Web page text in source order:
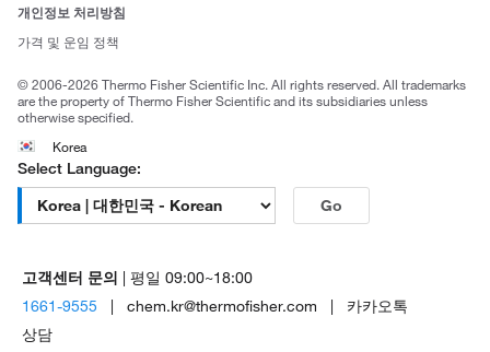
브랜드
개인정보 처리방침
가격 및 운임 정책
© 2006-2026 Thermo Fisher Scientific Inc. All rights reserved. All trademarks
are the property of Thermo Fisher Scientific and its subsidiaries unless
otherwise specified.
Korea
Select Language:
Go
고객센터 문의
| 평일 09:00~18:00
1661-9555 | chem.kr@thermofisher.com | 카카오톡
상담